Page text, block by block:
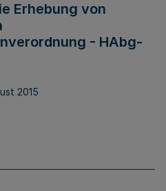
Erhebung von
- HAbg-
2015